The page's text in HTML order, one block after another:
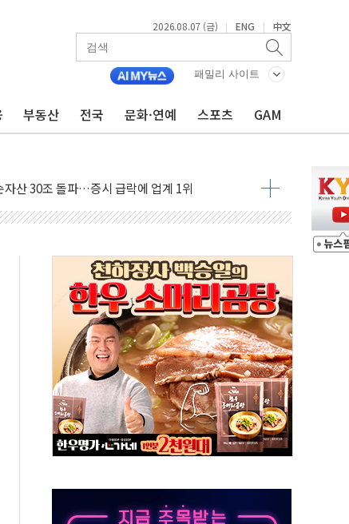
2026.08.07 (금) | ENG | 中文
패밀리 사이트
부동산 전국 문화·연예 스포츠 GAM
안정성 한순간도 흔들려선 안돼"
게 "내란으로 훼손된 군 신뢰 회복해야"
1006억원…전년비 13.9% 증가
심…SK하이닉스, FMS서 '풀스택' 기술력 과시
다"…선수금 내걸고 확보 전쟁
주 1000억 연내 소각…2분기 영업익 853억
인데…외국인 숙박 부가세 환급 앞당겨 종료
축구협회 성접대 기간, 대표팀 무패 外
년 내 NATO 결속력 시험하려 한정적 침공 가능성"
에 3.5조원 투입키로...'에너지 자립' 일환
택 36% 늘었다...공급부족 전 시장 규제 탓 커
AI 기업 Audission Oy와 운영 파트너십 체결
발"…서리풀2구역 갈등, 협의 테이블에